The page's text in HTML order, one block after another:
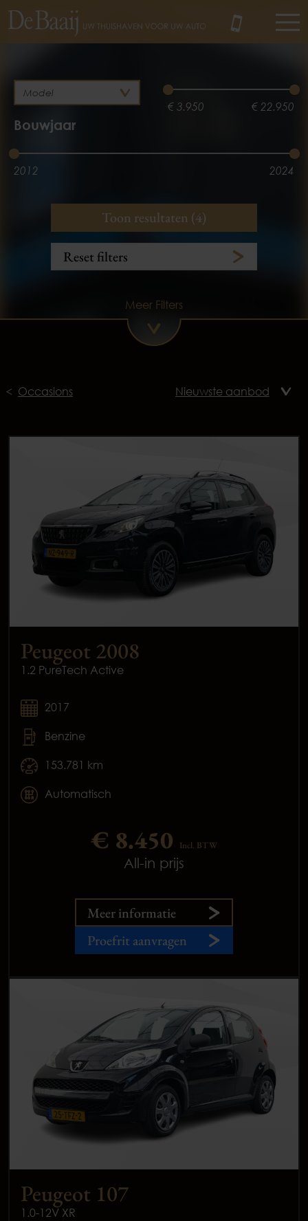
€ 3.950 € 22.950
Bouwjaar
2012 2024
3.100 km 153.781 km
Toon resultaten (4)
Reset filters
Meer Filters
Occasions
Peugeot 2008
1.2 PureTech Active
2017
Benzine
153.781 km
Automatisch
€ 8.450 Incl. BTW
All-in prijs
Meer informatie
Proefrit aanvragen
Peugeot 107
1.0-12V XR